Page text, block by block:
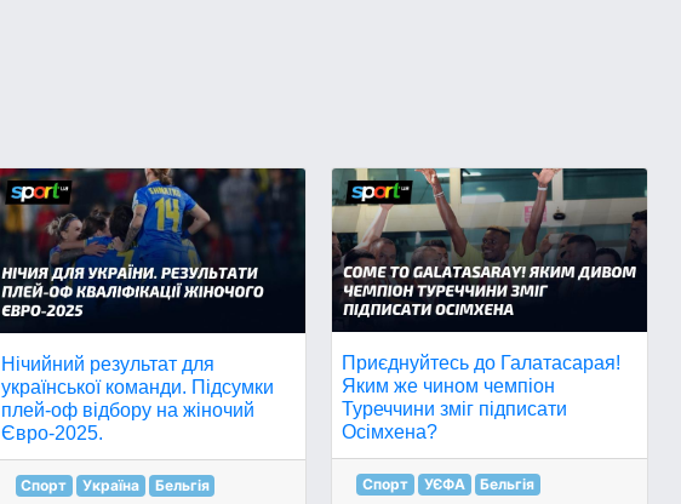
Нічийний результат для
української команди. Підсумки
плей-оф відбору на жіночий
Євро-2025.
Спорт Україна Бельгія
Приєднуйтесь до Галатасарая!
Яким же чином чемпіон
Туреччини зміг підписати
Осімхена?
Спорт УЄФА Бельгія